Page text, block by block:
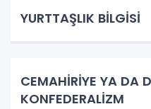
YURTTAŞLIK BİLGİSİ
CEMAHİRİYE YA DA
KONFEDERALİZM